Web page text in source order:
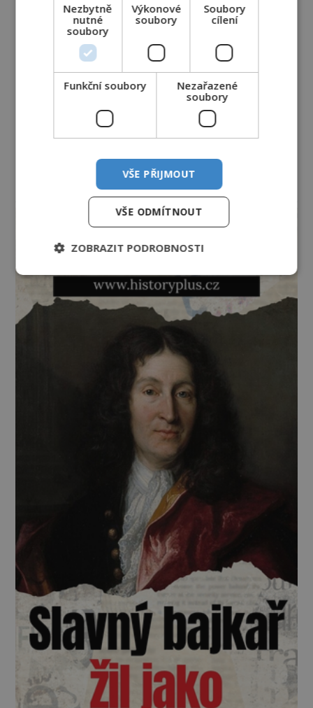
reklama
Nezbytně
nutné
soubory
Výkonové
soubory
Soubory
cílení
Funkční soubory
Nezařazené
soubory
VŠE PŘIJMOUT
VŠE ODMÍTNOUT
ZOBRAZIT PODROBNOSTI